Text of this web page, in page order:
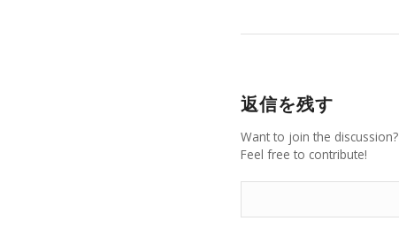
返信を残す
Want to join the discussion?
Feel free to contribute!